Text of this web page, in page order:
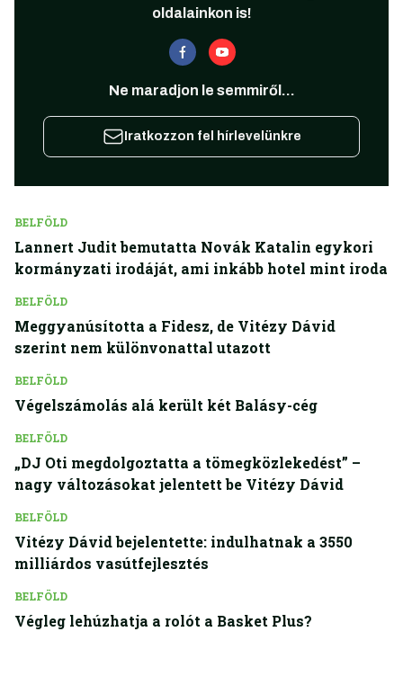
oldalainkon is!
Ne maradjon le semmiről...
Iratkozzon fel hírlevelünkre
BELFÖLD
Lannert Judit bemutatta Novák Katalin egykori
kormányzati irodáját, ami inkább hotel mint iroda
BELFÖLD
Meggyanúsította a Fidesz, de Vitézy Dávid
szerint nem különvonattal utazott
BELFÖLD
Végelszámolás alá került két Balásy-cég
BELFÖLD
„DJ Oti megdolgoztatta a tömegközlekedést” –
nagy változásokat jelentett be Vitézy Dávid
BELFÖLD
Vitézy Dávid bejelentette: indulhatnak a 3550
milliárdos vasútfejlesztés
BELFÖLD
Végleg lehúzhatja a rolót a Basket Plus?